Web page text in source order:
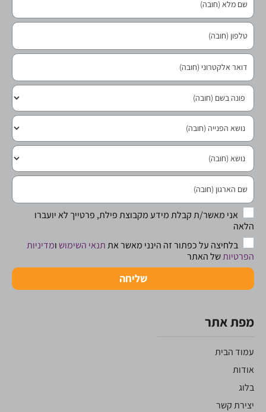
אני מאשר/ת קבלת מידע מקבוצת פילת, פרטייך לא יועברו
הלאה
בלחיצה על כפתור זה הינני מאשר אתתנאי השימוש ומדיניות
הפרטיותשל האתר
שליחה
מפת אתר
עמוד הבית
אודות
בלוג
יצירת קשר